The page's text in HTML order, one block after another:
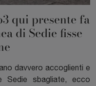
qui presente fa
di Sedie fisse
davvero accoglienti e
Sedie sbagliate, ecco